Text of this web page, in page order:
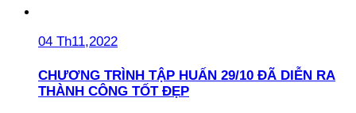
04 Th11,2022
CHƯƠNG TRÌNH TẬP HUẤN 29/10 ĐÃ DIỄN RA
THÀNH CÔNG TỐT ĐẸP